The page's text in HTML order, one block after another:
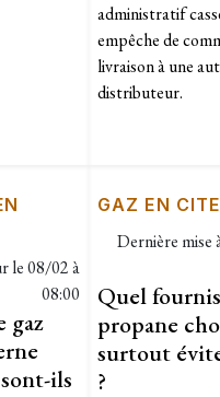
administratif
empêche de
livraison à une
distributeur.
le08/02 à
08:00
gaz
ils
GAZ EN
Dernière mise
Quel
propane
surtout
?